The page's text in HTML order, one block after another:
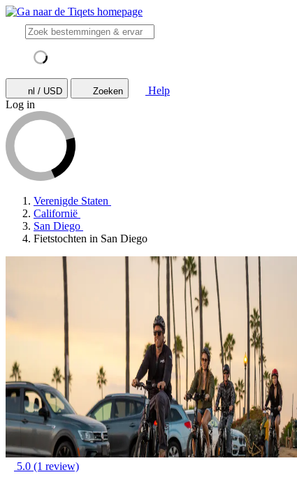
nl / USD Zoeken
Help
Log in
Verenigde Staten
Californië
San Diego
Fietstochten in San Diego
5.0 (1 review)